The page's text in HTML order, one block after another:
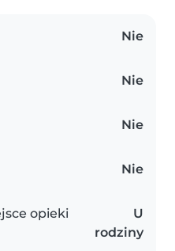
Nie
Nie
Nie
Nie
opieki
U
rodziny